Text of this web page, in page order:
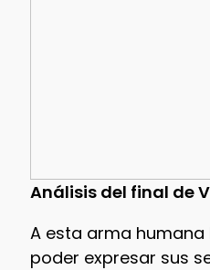
Análisis del final de
A esta arma
poder expresar sus